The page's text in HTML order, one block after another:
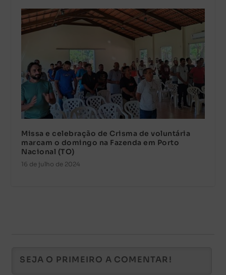
Missa e celebração de Crisma de voluntária
marcam o domingo na Fazenda em Porto
Nacional (TO)
16 de julho de 2024